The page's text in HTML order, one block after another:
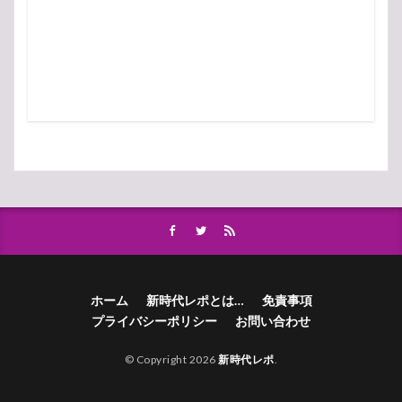
ホーム 新時代レポとは…
免責事項
プライバシーポリシー
お問い合わせ
© Copyright 2026新時代レポ